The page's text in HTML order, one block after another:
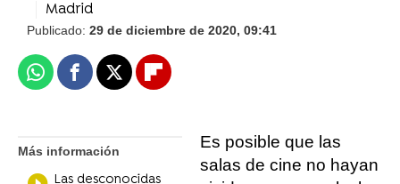
Madrid
Publicado: 29 de diciembre de 2020, 09:41
WhatsappFacebook
X Flipboard
Más información
Las desconocidas
Es posible que las
salas de cine no hayan